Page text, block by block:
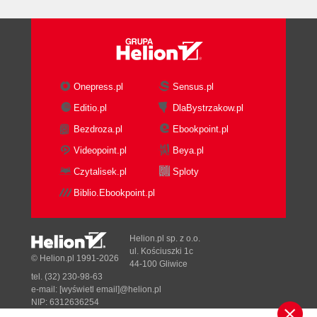
Wskazywanie adresów URL dostępnych
wyłącznie za pośrednictwem protokołu SSL
Wyłączanie serwletu wywołującego (124)
3.2. Przykład. Uwierzytelnianie przy użyciu
formularzy (125)
Strona główna (125)
Deskryptor wdrożenia (126)
Plik z hasłami (129)
Strony logowania i obsługi błędu logowania
Katalog ssl (134)
Katalog admin (137)
Serwlet NoInvokerServlet (140)
Strony niezabezpieczone (141)
3.3. Uwierzytelnianie metodą BASIC (144)
Onepress.pl
Sensus.pl
Editio.pl
DlaBystrzakow.pl
Bezdroza.pl
Ebookpoint.pl
Videopoint.pl
Beya.pl
Czytalisek.pl
Sploty
Biblio.Ebookpoint.pl
© Helion.pl 1991-2026
Helion.pl sp. z o.o.
ul. Kościuszki 1c
44-100 Gliwice
tel. (32) 230-98-63
e-mail: [wyświetl email]@helion.pl
NIP: 6312636254